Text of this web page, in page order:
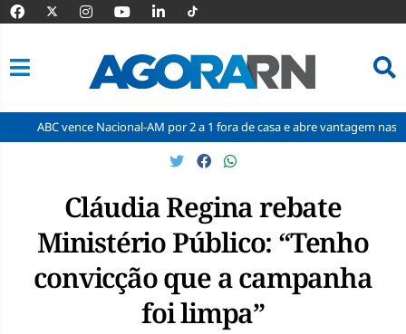
Nacional-AM por 2 a 1 fora de casa e abre vantagem nas quartas
Cláudia Regina rebate
Ministério Público: “Tenho
convicção que a campanha
foi limpa”